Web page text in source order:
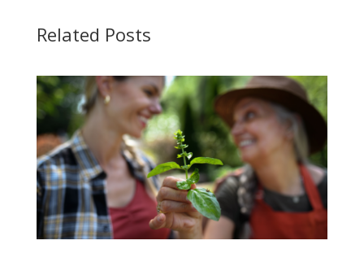
Related Posts